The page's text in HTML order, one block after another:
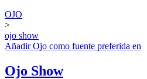
OJO
>
ojo show
AñadirOjo como fuente preferida en
Ojo Show